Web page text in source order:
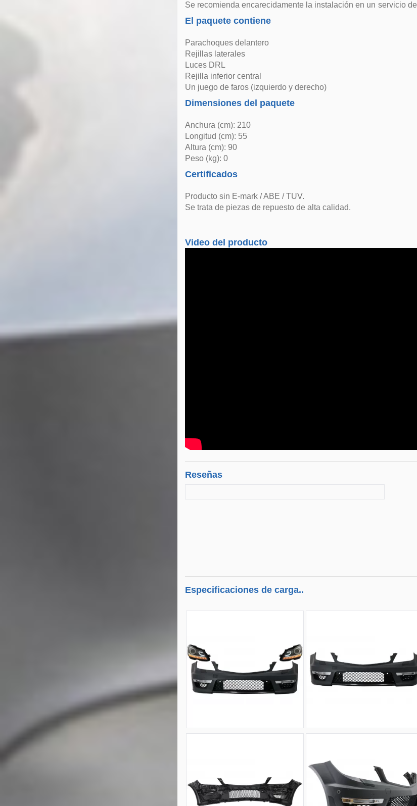
Se recomienda encarecidamente la instalación en un servicio
El paquete contiene
Parachoques delantero
Rejillas laterales
Luces DRL
Rejilla inferior central
Un juego de faros (izquierdo y derecho)
Dimensiones del paquete
Anchura (cm): 210
Longitud (cm): 55
Altura (cm): 90
Peso (kg): 0
Certificados
Producto sin E-mark / ABE / TUV.
Se trata de piezas de repuesto de alta calidad.
Video del producto
Reseñas
Especificaciones de carga..